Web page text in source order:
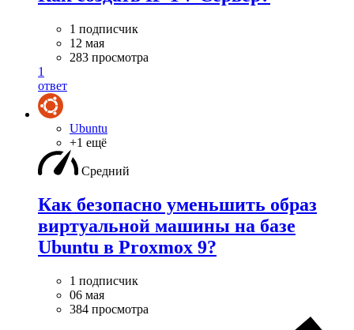
1 подписчик
12 мая
283 просмотра
1
ответ
Ubuntu
+1 ещё
Средний
Как безопасно уменьшить образ
виртуальной машины на базе
Ubuntu в Proxmox 9?
1 подписчик
06 мая
384 просмотра